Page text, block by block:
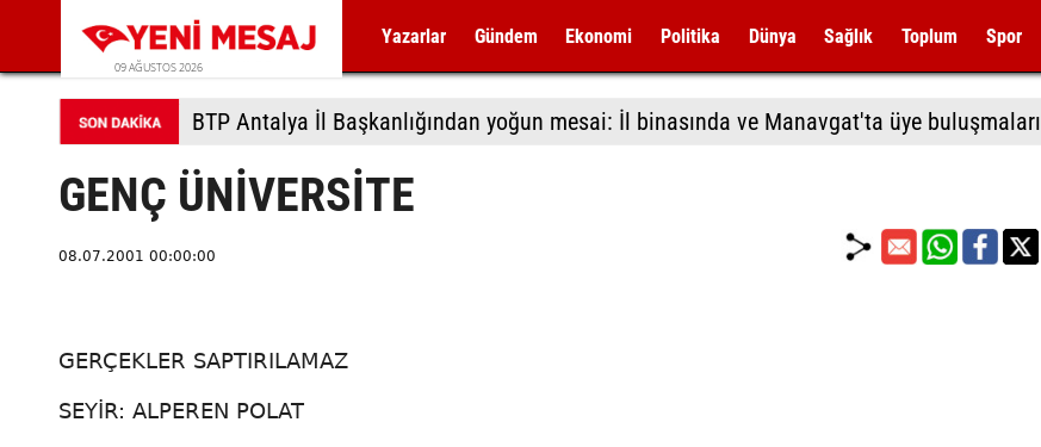
09 AĞUSTOS 2026
Yazarlar Gündem Ekonomi Politika Dünya Sağlık Toplum Spor
BTP Antalya İl Başkanlığından yoğun mesai: İl binasında ve Manavgat'ta üye buluşmaları
GENÇ ÜNİVERSİTE
08.07.2001 00:00:00
GERÇEKLER SAPTIRILAMAZ
SEYİR: ALPEREN POLAT